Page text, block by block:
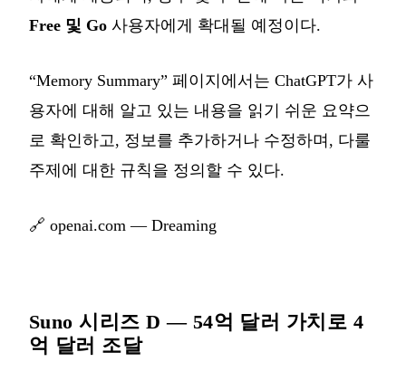
Free 및 Go 사용자에게 확대될 예정이다.
“Memory Summary” 페이지에서는 ChatGPT가 사
용자에 대해 알고 있는 내용을 읽기 쉬운 요약으
로 확인하고, 정보를 추가하거나 수정하며, 다룰
주제에 대한 규칙을 정의할 수 있다.
🔗 openai.com — Dreaming
Suno 시리즈 D — 54억 달러 가치로 4
억 달러 조달